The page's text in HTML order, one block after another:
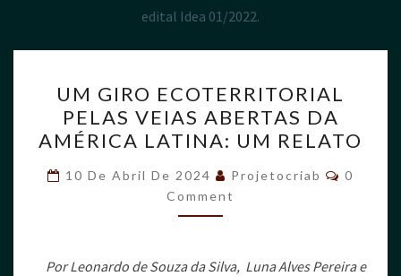
edital Idea 01/2022.
UM GIRO ECOTERRITORIAL
PELAS VEIAS ABERTAS DA
AMÉRICA LATINA: UM RELATO
10 De Abril De 2024 Projetocriab
0
Comment
Por Leonardo de Souza da Silva, Luna Alves Pereira e